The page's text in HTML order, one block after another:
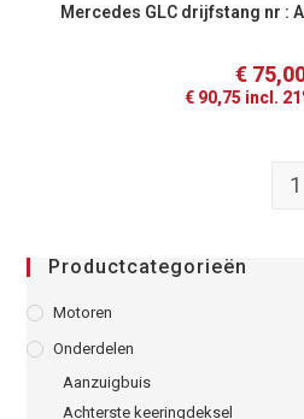
Mercedes GLC drijfstang nr :
€
€ 90,75 incl.
1
Productcategorieën
Motoren
Onderdelen
Aanzuigbuis
Achterste keeringdeksel